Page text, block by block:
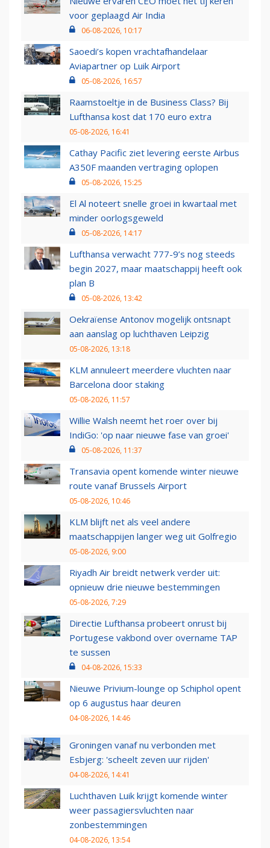
voor geplaagd Air India
06-08-2026, 10:17
Saoedi’s kopen vrachtafhandelaar
Aviapartner op Luik Airport
05-08-2026, 16:57
Raamstoeltje in de Business Class? Bij
Lufthansa kost dat 170 euro extra
05-08-2026, 16:41
Cathay Pacific ziet levering eerste Airbus
A350F maanden vertraging oplopen
05-08-2026, 15:25
El Al noteert snelle groei in kwartaal met
minder oorlogsgeweld
05-08-2026, 14:17
Lufthansa verwacht 777-9’s nog steeds
begin 2027, maar maatschappij heeft ook
plan B
05-08-2026, 13:42
Oekraïense Antonov mogelijk ontsnapt
aan aanslag op luchthaven Leipzig
05-08-2026, 13:18
KLM annuleert meerdere vluchten naar
Barcelona door staking
05-08-2026, 11:57
Willie Walsh neemt het roer over bij
IndiGo: 'op naar nieuwe fase van groei'
05-08-2026, 11:37
Transavia opent komende winter nieuwe
route vanaf Brussels Airport
05-08-2026, 10:46
KLM blijft net als veel andere
maatschappijen langer weg uit Golfregio
05-08-2026, 9:00
Riyadh Air breidt netwerk verder uit:
opnieuw drie nieuwe bestemmingen
05-08-2026, 7:29
Directie Lufthansa probeert onrust bij
Portugese vakbond over overname TAP
te sussen
04-08-2026, 15:33
Nieuwe Privium-lounge op Schiphol opent
op 6 augustus haar deuren
04-08-2026, 14:46
Groningen vanaf nu verbonden met
Esbjerg: 'scheelt zeven uur rijden'
04-08-2026, 14:41
Luchthaven Luik krijgt komende winter
weer passagiersvluchten naar
zonbestemmingen
04-08-2026, 13:54